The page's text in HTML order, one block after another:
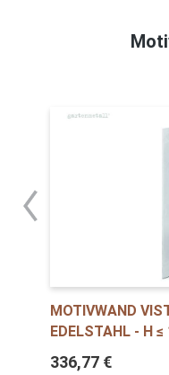
MOTIVWAND VISTA
EDELSTAHL - H
336,77 €